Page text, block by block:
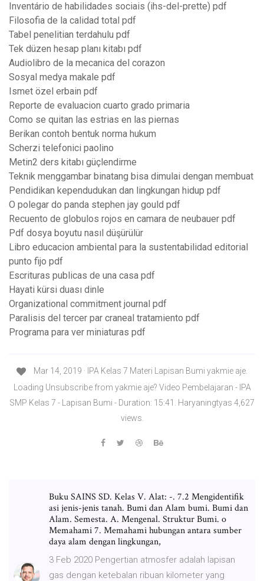
Inventário de habilidades sociais (ihs-del-prette) pdf
Filosofia de la calidad total pdf
Tabel penelitian terdahulu pdf
Tek düzen hesap planı kitabı pdf
Audiolibro de la mecanica del corazon
Sosyal medya makale pdf
Ismet özel erbain pdf
Reporte de evaluacion cuarto grado primaria
Como se quitan las estrias en las piernas
Berikan contoh bentuk norma hukum
Scherzi telefonici paolino
Metin2 ders kitabı güçlendirme
Teknik menggambar binatang bisa dimulai dengan membuat
Pendidikan kependudukan dan lingkungan hidup pdf
O polegar do panda stephen jay gould pdf
Recuento de globulos rojos en camara de neubauer pdf
Pdf dosya boyutu nasıl düşürülür
Libro educacion ambiental para la sustentabilidad editorial
punto fijo pdf
Escrituras publicas de una casa pdf
Hayati kürsi duası dinle
Organizational commitment journal pdf
Paralisis del tercer par craneal tratamiento pdf
Programa para ver miniaturas pdf
Mar 14, 2019 · IPA Kelas 7 Materi Lapisan Bumi yakmie aje.
Loading Unsubscribe from yakmie aje? Video Pembelajaran - IPA
SMP Kelas 7 - Lapisan Bumi - Duration: 15:41. Haryaningtyas 4,627
views.
Buku SAINS SD. Kelas V. Alat: -. 7.2 Mengidentifik
asi jenis-jenis tanah. Bumi dan Alam bumi. Bumi dan
Alam. Semesta. A. Mengenal. Struktur Bumi. o
Memahami 7. Memahami hubungan antara sumber
daya alam dengan lingkungan,
3 Feb 2020 Pengertian atmosfer adalah lapisan
gas dengan ketebalan ribuan kilometer yang